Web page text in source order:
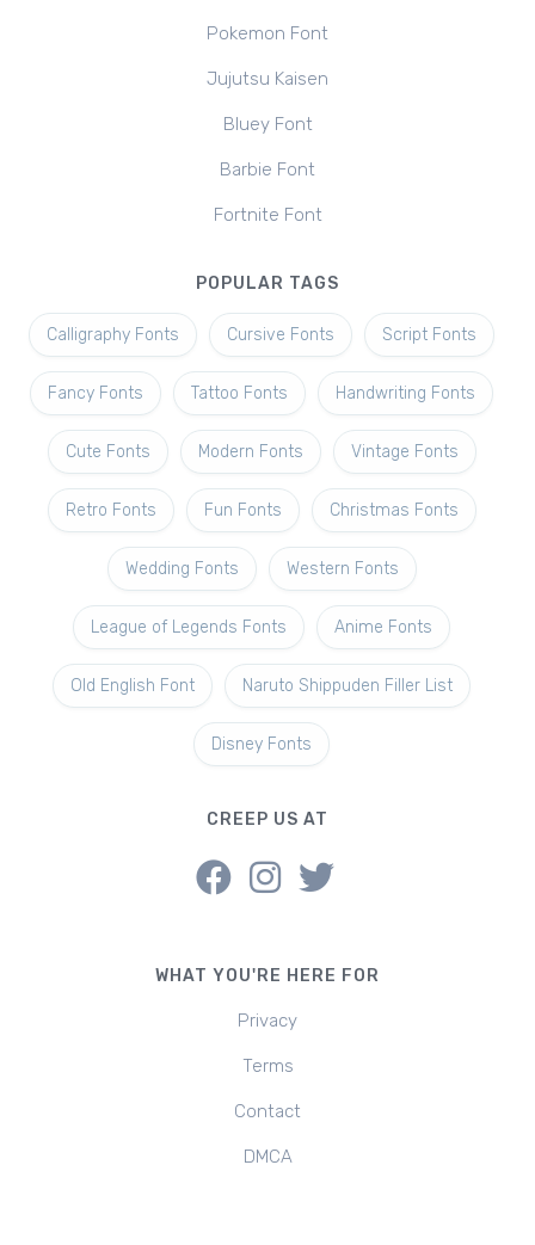
Pokemon Font
Jujutsu Kaisen
Bluey Font
Barbie Font
Fortnite Font
POPULAR TAGS
Calligraphy Fonts Cursive Fonts Script Fonts
Fancy Fonts Tattoo Fonts Handwriting Fonts
Cute Fonts Modern Fonts Vintage Fonts
Retro Fonts Fun Fonts Christmas Fonts
Wedding Fonts Western Fonts
League of Legends Fonts Anime Fonts
Old English Font Naruto Shippuden Filler List
Disney Fonts
CREEP US AT
WHAT YOU'RE HERE FOR
Privacy
Terms
Contact
DMCA